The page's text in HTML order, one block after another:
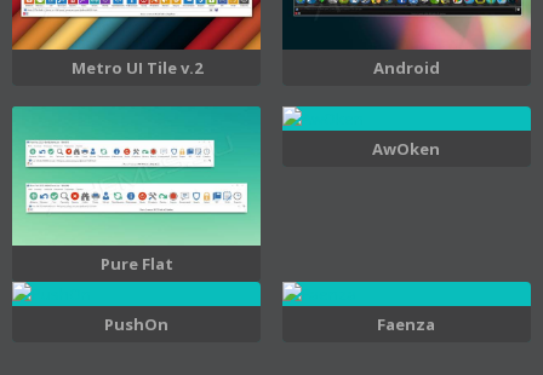
Metro UI Tile v.2 Android
Pure Flat
AwOken
PushOn Faenza